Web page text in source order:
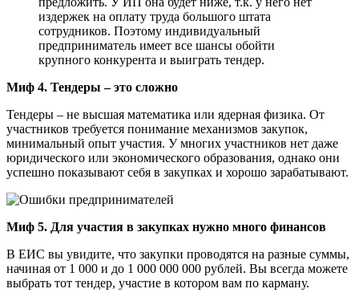
издержек на оплату труда большого штата
сотрудников. Поэтому индивидуальный
предприниматель имеет все шансы обойти
крупного конкурента и выиграть тендер.
Миф 4. Тендеры – это сложно
Тендеры – не высшая математика или ядерная физика. От
участников требуется понимание механизмов закупок,
минимальный опыт участия. У многих участников нет даже
юридического или экономического образования, однако они
успешно показывают себя в закупках и хорошо зарабатывают.
Миф 5. Для участия в закупках нужно много финансов
В ЕИС вы увидите, что закупки проводятся на разные суммы,
начиная от 1 000 и до 1 000 000 000 рублей. Вы всегда можете
выбрать тот тендер, участие в котором вам по карману.